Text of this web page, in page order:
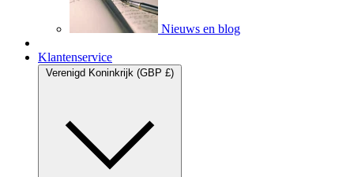
Nieuws en blog
Klantenservice
Verenigd Koninkrijk (GBP £)